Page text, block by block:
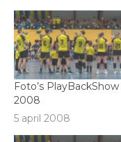
Foto’s PlayBackShow
2008
5 april 2008